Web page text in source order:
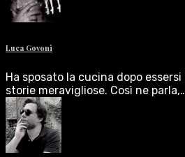
Luca Govoni
Ha sposato la cucina dopo
storie meravigliose. Così ne